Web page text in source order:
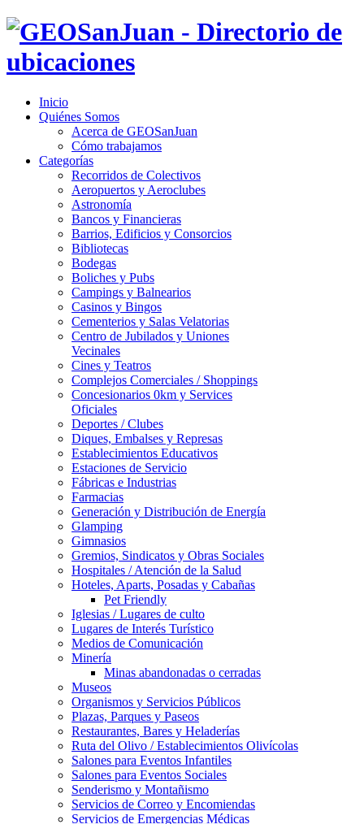
Inicio
Quiénes Somos
Acerca de GEOSanJuan
Cómo trabajamos
Categorías
Recorridos de Colectivos
Aeropuertos y Aeroclubes
Astronomía
Bancos y Financieras
Barrios, Edificios y Consorcios
Bibliotecas
Bodegas
Boliches y Pubs
Campings y Balnearios
Casinos y Bingos
Cementerios y Salas Velatorias
Centro de Jubilados y Uniones
Vecinales
Cines y Teatros
Complejos Comerciales / Shoppings
Concesionarios 0km y Services
Oficiales
Deportes / Clubes
Diques, Embalses y Represas
Establecimientos Educativos
Estaciones de Servicio
Fábricas e Industrias
Farmacias
Generación y Distribución de Energía
Glamping
Gimnasios
Gremios, Sindicatos y Obras Sociales
Hospitales / Atención de la Salud
Hoteles, Aparts, Posadas y Cabañas
Pet Friendly
Iglesias / Lugares de culto
Lugares de Interés Turístico
Medios de Comunicación
Minería
Minas abandonadas o cerradas
Museos
Organismos y Servicios Públicos
Plazas, Parques y Paseos
Restaurantes, Bares y Heladerías
Ruta del Olivo / Establecimientos Olivícolas
Salones para Eventos Infantiles
Salones para Eventos Sociales
Senderismo y Montañismo
Servicios de Correo y Encomiendas
Servicios de Emergencias Médicas